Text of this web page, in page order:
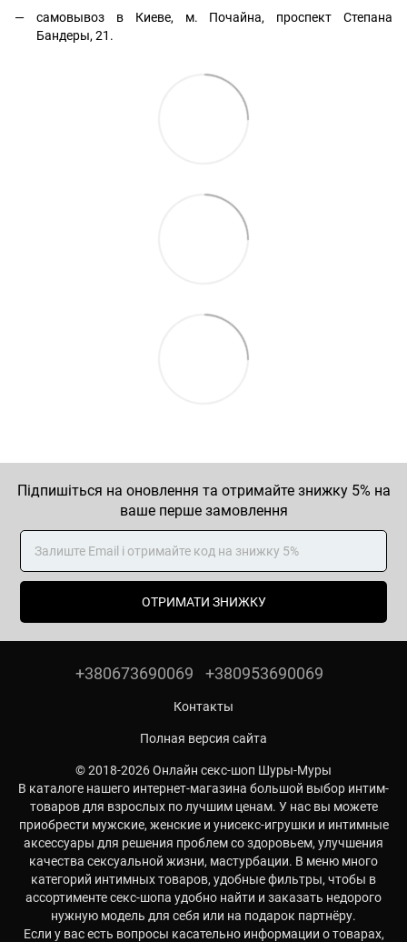
самовывоз в Киеве, м. Почайна, проспект Степана
Бандеры, 21.
Підпишіться на оновлення та отримайте знижку 5% на
ваше перше замовлення
ОТРИМАТИ ЗНИЖКУ
+380673690069 +380953690069
Контакты
Полная версия сайта
© 2018-2026 Онлайн секс-шоп Шуры-Муры
В каталоге нашего интернет-магазина большой выбор интим-
товаров для взрослых по лучшим ценам. У нас вы можете
приобрести мужские, женские и унисекс-игрушки и интимные
аксессуары для решения проблем со здоровьем, улучшения
качества сексуальной жизни, мастурбации. В меню много
категорий интимных товаров, удобные фильтры, чтобы в
ассортименте секс-шопа удобно найти и заказать недорого
нужную модель для себя или на подарок партнёру.
Если у вас есть вопросы касательно информации о товарах,